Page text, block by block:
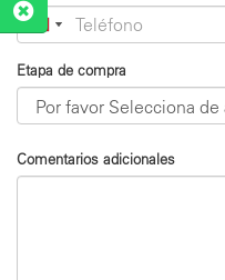
Etapa de compra
Comentarios adicionales